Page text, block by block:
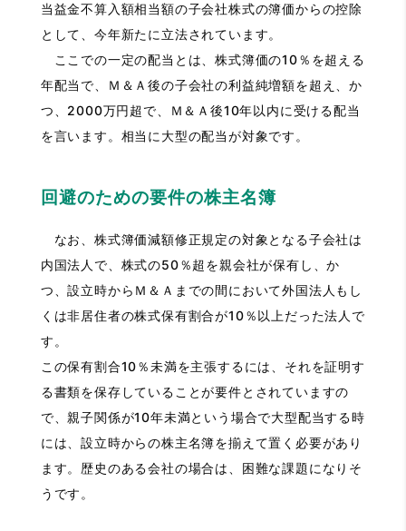
当益金不算入額相当額の子会社株式の簿価からの控除
として、今年新たに立法されています。
ここでの一定の配当とは、株式簿価の10％を超える
年配当で、Ｍ＆Ａ後の子会社の利益純増額を超え、か
つ、2000万円超で、Ｍ＆Ａ後10年以内に受ける配当
を言います。相当に大型の配当が対象です。
回避のための要件の株主名簿
なお、株式簿価減額修正規定の対象となる子会社は
内国法人で、株式の50％超を親会社が保有し、か
つ、設立時からＭ＆Ａまでの間において外国法人もし
くは非居住者の株式保有割合が10％以上だった法人で
す。
この保有割合10％未満を主張するには、それを証明す
る書類を保存していることが要件とされていますの
で、親子関係が10年未満という場合で大型配当する時
には、設立時からの株主名簿を揃えて置く必要があり
ます。歴史のある会社の場合は、困難な課題になりそ
うです。